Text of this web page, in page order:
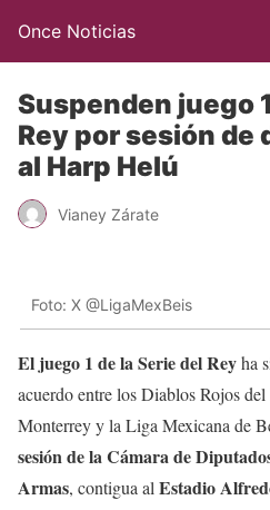
Once Noticias
Suspenden juego
Rey por sesión
al Harp Helú
Vianey Zárate
Foto: X @LigaMexBeis
El juego 1 de la Serie del Reyha
acuerdo entre los Diablos Rojos
Monterrey y la Liga Mexicana de
sesión de la Cámara de
Armas, contigua al Estadio